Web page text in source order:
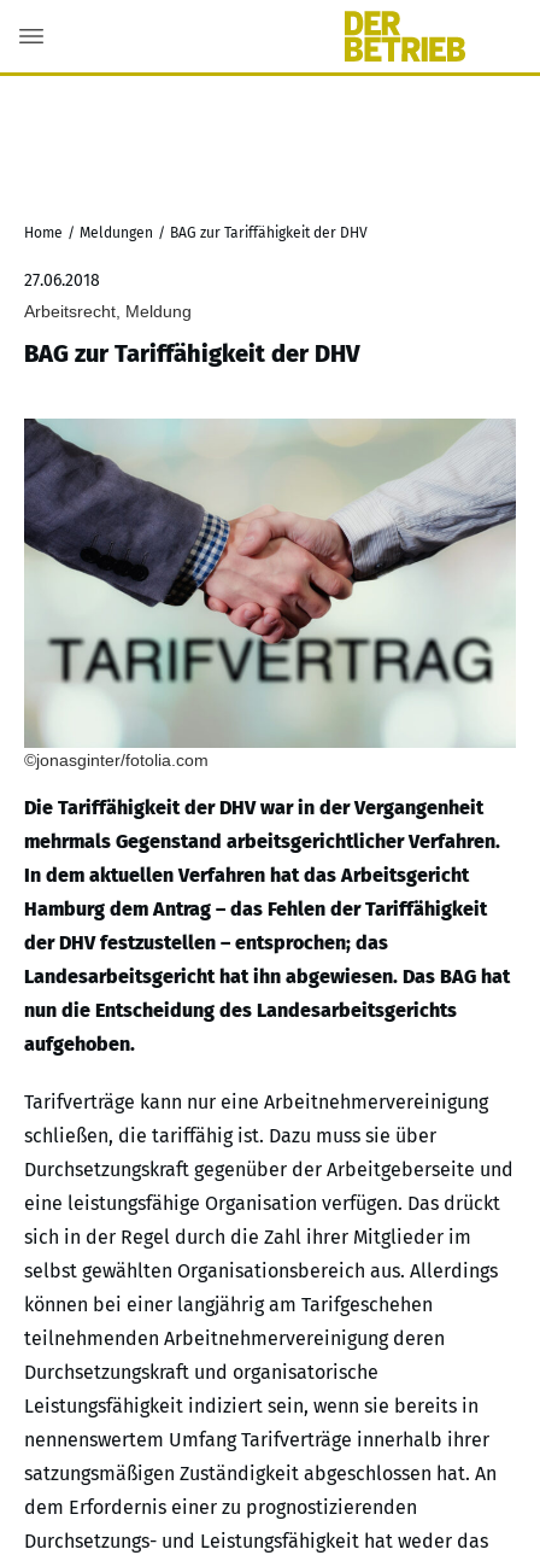
Home / Meldungen / BAG zur Tariffähigkeit der DHV
27.06.2018
Arbeitsrecht, Meldung
BAG zur Tariffähigkeit der DHV
©jonasginter/fotolia.com
Die Tariffähigkeit der DHV war in der Vergangenheit
mehrmals Gegenstand arbeitsgerichtlicher Verfahren.
In dem aktuellen Verfahren hat das Arbeitsgericht
Hamburg dem Antrag – das Fehlen der Tariffähigkeit
der DHV festzustellen – entsprochen; das
Landesarbeitsgericht hat ihn abgewiesen. Das BAG hat
nun die Entscheidung des Landesarbeitsgerichts
aufgehoben.
Tarifverträge kann nur eine Arbeitnehmervereinigung
schließen, die tariffähig ist. Dazu muss sie über
Durchsetzungskraft gegenüber der Arbeitgeberseite und
eine leistungsfähige Organisation verfügen. Das drückt
sich in der Regel durch die Zahl ihrer Mitglieder im
selbst gewählten Organisationsbereich aus. Allerdings
können bei einer langjährig am Tarifgeschehen
teilnehmenden Arbeitnehmervereinigung deren
Durchsetzungskraft und organisatorische
Leistungsfähigkeit indiziert sein, wenn sie bereits in
nennenswertem Umfang Tarifverträge innerhalb ihrer
satzungsmäßigen Zuständigkeit abgeschlossen hat. An
dem Erfordernis einer zu prognostizierenden
Durchsetzungs- und Leistungsfähigkeit hat weder das